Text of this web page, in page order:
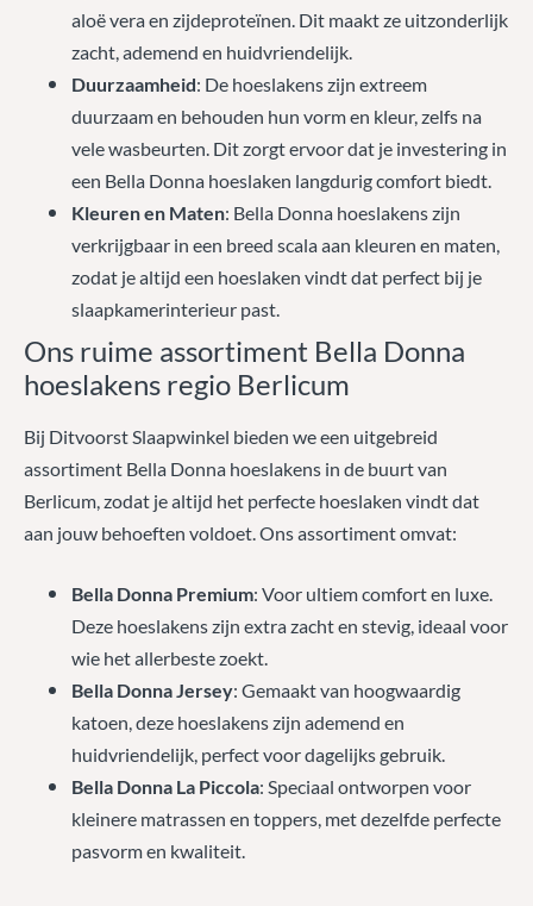
aloë vera en zijdeproteïnen. Dit maakt ze uitzonderlijk
zacht, ademend en huidvriendelijk.
Duurzaamheid: De hoeslakens zijn extreem
duurzaam en behouden hun vorm en kleur, zelfs na
vele wasbeurten. Dit zorgt ervoor dat je investering in
een Bella Donna hoeslaken langdurig comfort biedt.
Kleuren en Maten: Bella Donna hoeslakens zijn
verkrijgbaar in een breed scala aan kleuren en maten,
zodat je altijd een hoeslaken vindt dat perfect bij je
slaapkamerinterieur past.
Ons ruime assortiment Bella Donna
hoeslakens regio Berlicum
Bij Ditvoorst Slaapwinkel bieden we een uitgebreid
assortiment Bella Donna hoeslakens in de buurt van
Berlicum, zodat je altijd het perfecte hoeslaken vindt dat
aan jouw behoeften voldoet. Ons assortiment omvat:
Bella Donna Premium: Voor ultiem comfort en luxe.
Deze hoeslakens zijn extra zacht en stevig, ideaal voor
wie het allerbeste zoekt.
Bella Donna Jersey: Gemaakt van hoogwaardig
katoen, deze hoeslakens zijn ademend en
huidvriendelijk, perfect voor dagelijks gebruik.
Bella Donna La Piccola: Speciaal ontworpen voor
kleinere matrassen en toppers, met dezelfde perfecte
pasvorm en kwaliteit.